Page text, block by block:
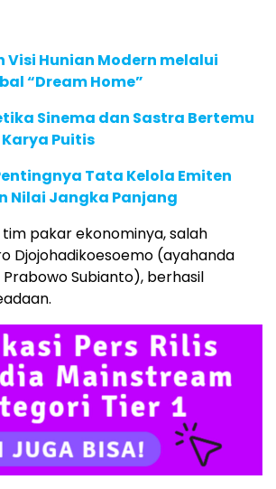
Visi Hunian Modern melalui
“Dream Home”
Sinema dan Sastra Bertemu
Puitis
Tata Kelola Emiten
Nilai Jangka Panjang
pakar ekonominya, salah
Djojohadikoesoemo (ayahanda
Subianto), berhasil